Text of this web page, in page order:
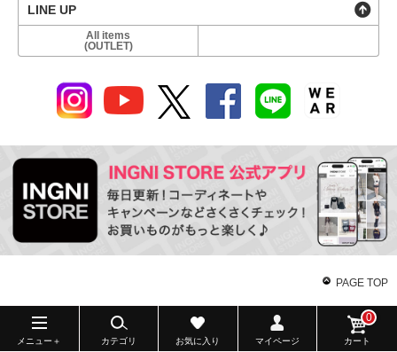
LINE UP
All items
(OUTLET)
PAGE TOP
メニュー＋ カテゴリ お気に入り マイページ カート
0